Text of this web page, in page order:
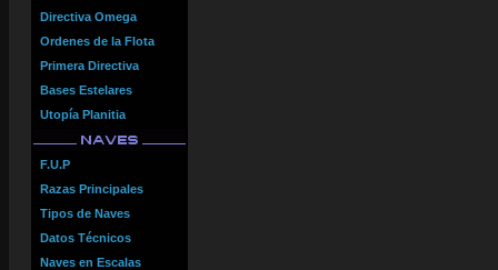
Directiva Omega
Ordenes de la Flota
Primera Directiva
Bases Estelares
Utopía Planitia
F.U.P
Razas Principales
Tipos de Naves
Datos Técnicos
Naves en Escalas